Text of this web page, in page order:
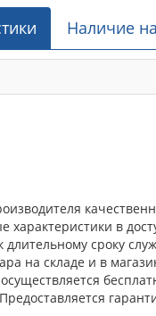
Наличие
характеристики в
сроку
на складе и в